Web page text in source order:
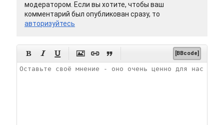
модератором. Если вы хотите, чтобы ваш
комментарий был опубликован сразу, то
авторизуйтесь
      [BBcode]